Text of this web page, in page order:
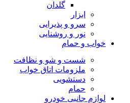
گلدان
ابزار
سرو و پذیرایی
نور و روشنایی
خواب و حمام
شست و شو و نظافت
ملزومات اتاق خواب
دستشویی
حمام
لوازم جانبی خودرو